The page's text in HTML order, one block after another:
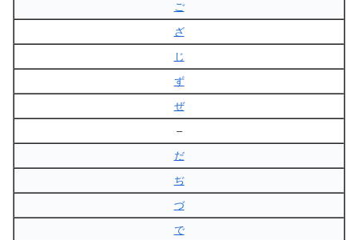
ご
ざ
じ
ず
ぜ
–
だ
ぢ
づ
で